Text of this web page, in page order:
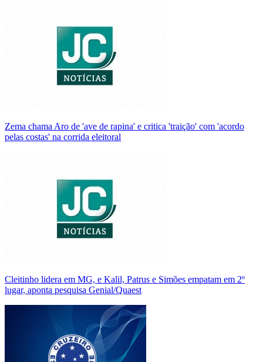
Zema chama Aro de 'ave de rapina' e critica 'traição' com 'acordo
pelas costas' na corrida eleitoral
Cleitinho lidera em MG, e Kalil, Patrus e Simões empatam em 2º
lugar, aponta pesquisa Genial/Quaest